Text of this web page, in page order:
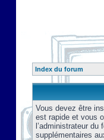
Index du forum
Vous devez être
est rapide et vous
l’administrateur
supplémentaires